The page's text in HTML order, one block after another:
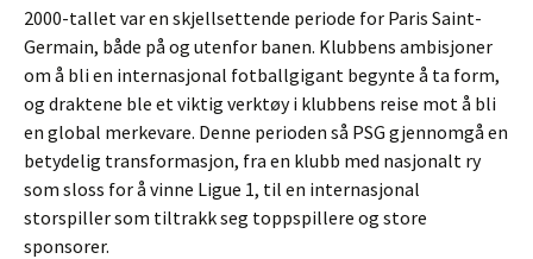
2000-tallet var en skjellsettende periode for Paris Saint-
Germain, både på og utenfor banen. Klubbens ambisjoner
om å bli en internasjonal fotballgigant begynte å ta form,
og draktene ble et viktig verktøy i klubbens reise mot å bli
en global merkevare. Denne perioden så PSG gjennomgå en
betydelig transformasjon, fra en klubb med nasjonalt ry
som sloss for å vinne Ligue 1, til en internasjonal
storspiller som tiltrakk seg toppspillere og store
sponsorer.